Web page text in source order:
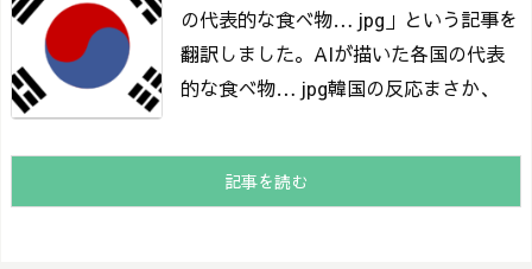
の代表的な食べ物… jpg」という記事を
翻訳しました。 AIが描いた各国の代表
的な食べ物… jpg韓国の反応まさか、
記事を読む